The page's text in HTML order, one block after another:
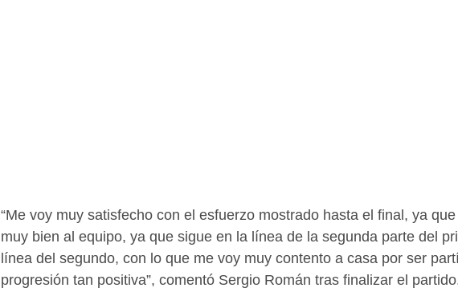
“Me voy muy satisfecho con el esfuerzo mostrado hasta el final, ya
muy bien al equipo, ya que sigue en la línea de la segunda parte del
línea del segundo, con lo que me voy muy contento a casa por ser
progresión tan positiva”, comentó Sergio Román tras finalizar el